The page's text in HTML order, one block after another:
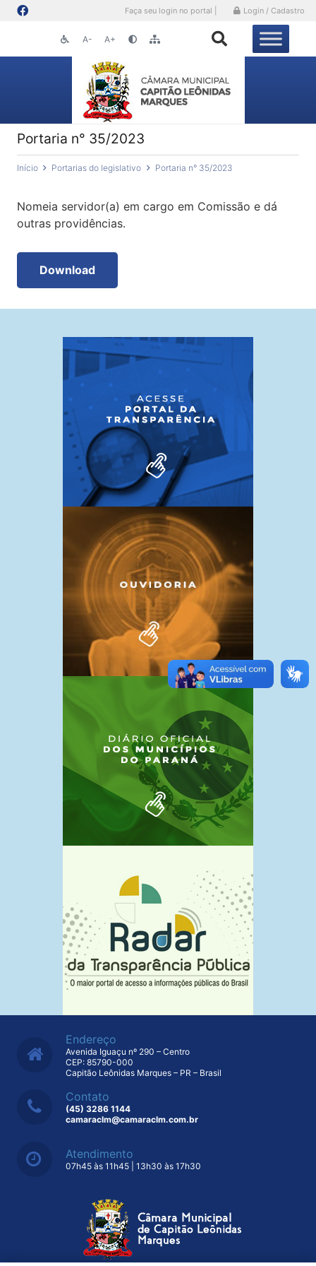
Faça seu login no portal | Login / Cadastro
A- A+
Portaria n° 35/2023
Início Portarias do legislativo Portaria n° 35/2023
Nomeia servidor(a) em cargo em Comissão e dá
outras providências.
Download
Endereço
Avenida Iguaçu nº 290 – Centro
CEP: 85790-000
Capitão Leônidas Marques – PR – Brasil
Contato
(45) 3286 1144
camaraclm@camaraclm.com.br
Atendimento
07h45 às 11h45 | 13h30 às 17h30